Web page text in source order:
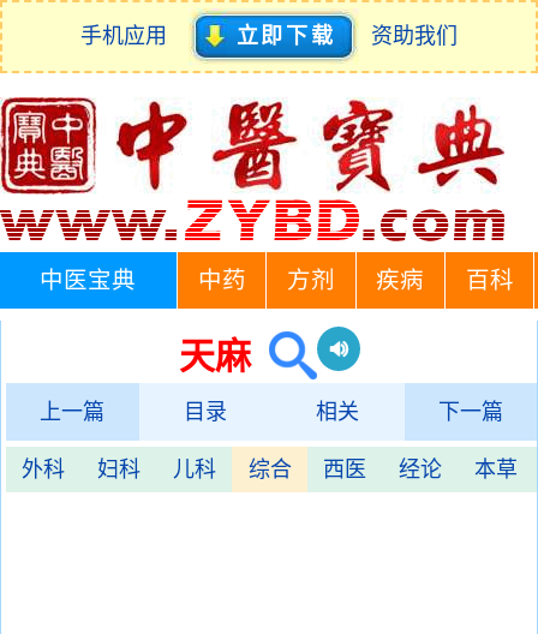
手机应用 立即下载 资助我们
中医宝典 中药 方剂 疾病 百科
天麻
上一篇 目录 相关 下一篇
外科 妇科 儿科 综合 西医 经论 本草